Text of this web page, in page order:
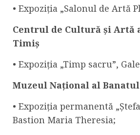
• Expoziția „Salonul de Artă
Centrul de Cultură și Artă
Timiș
• Expoziția „Timp sacru”,
Muzeul Național al
• Expoziția permanentă
Bastion Maria Theresia;